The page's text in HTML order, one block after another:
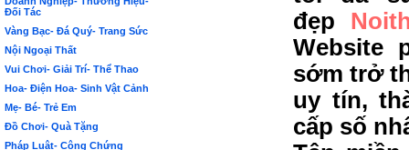
Đối Tác
Vàng Bạc- Đá Quý- Trang Sức
Nội Ngoại Thất
Vui Chơi- Giải Trí- Thể Thao
Hoa- Điện Hoa- Sinh Vật Cảnh
Mẹ- Bé- Trẻ Em
Đồ Chơi- Quà Tặng
Pháp Luật- Công Chứng
đẹp
Website
sớm trở
uy tín,
cấp số